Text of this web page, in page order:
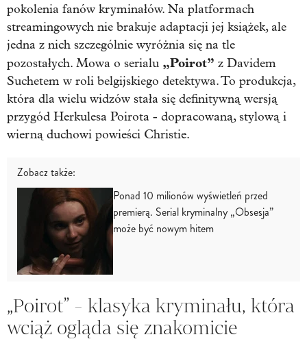
pokolenia fanów kryminałów. Na platformach
streamingowych nie brakuje adaptacji jej książek, ale
jedna z nich szczególnie wyróżnia się na tle
pozostałych. Mowa o serialu „Poirot” z Davidem
Suchetem w roli belgijskiego detektywa. To produkcja,
która dla wielu widzów stała się definitywną wersją
przygód Herkulesa Poirota - dopracowaną, stylową i
wierną duchowi powieści Christie.
Zobacz także:
Ponad 10 milionów wyświetleń przed
premierą. Serial kryminalny „Obsesja”
może być nowym hitem
„Poirot” - klasyka kryminału, która
wciąż ogląda się znakomicie